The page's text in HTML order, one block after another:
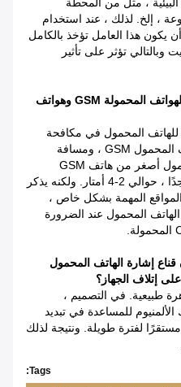
، مثل من المحطة
، إلخ. لذلك ، عند استخدام
يكون هذا العامل تؤخذ بالكامل
وبالتالي تؤثر على تأثير
هل الإشارة الخلوية تحمي نفسها للهواتف المحمولة GSM وهواتف
ج: هذا سؤال جيد. لأن أداء CDMA للهاتف المحمول في مكافحة
التداخل أعلى بكثير من أداء الهاتف المحمول GSM ، ومسافة
التدريع الفعالة لهاتف CDMA المحمول أصغر من هاتف GSM
المحمول ، لكن الفرق ليس كبيرًا جدًا ، حوالي 2-4 أمتار. ولكنه يذكر
المهمة بشكل خاص ،
المحمول عند الضرورة
إشارة الهاتف المحمول
إتلاف الجهاز؟
طبيعية. في التصميم ،
للمساعدة في تبديد
لفترة طويلة. ونتيجة لذلك
Tags: